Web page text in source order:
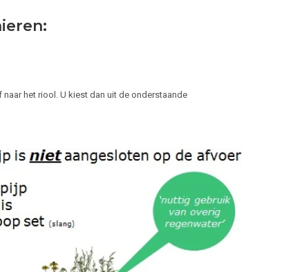
het riool. U kiest dan uit de onderstaande